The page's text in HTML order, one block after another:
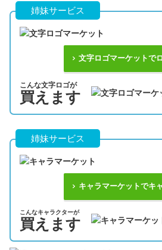
姉妹サービス
文字ロゴマーケットで
こんな文字ロゴが
買えます
姉妹サービス
キャラマーケットでキ
こんなキャラクターが
買えます